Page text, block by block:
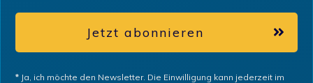
Jetzt abonnieren
* Ja, ich möchte den Newsletter. Die Einwilligung kann jederzeit im